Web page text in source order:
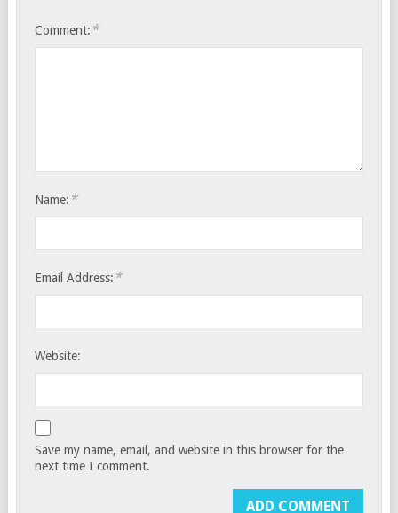
Comment: *
Name: *
Email Address: *
Website:
Save my name, email, and website in this browser for the
next time I comment.